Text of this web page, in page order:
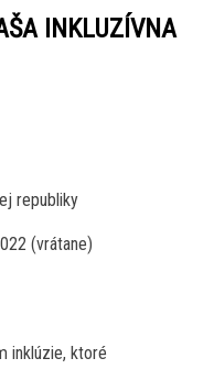
INKLUZÍVNA
republiky
(vrátane)
inklúzie, ktoré